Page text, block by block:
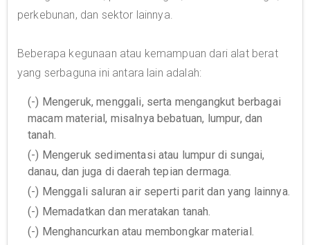
perkebunan, dan sektor lainnya.
Beberapa kegunaan atau kemampuan dari alat berat
yang serbaguna ini antara lain adalah:
(-) Mengeruk, menggali, serta mengangkut berbagai
macam material, misalnya bebatuan, lumpur, dan
tanah.
(-) Mengeruk sedimentasi atau lumpur di sungai,
danau, dan juga di daerah tepian dermaga.
(-) Menggali saluran air seperti parit dan yang lainnya.
(-) Memadatkan dan meratakan tanah.
(-) Menghancurkan atau membongkar material.